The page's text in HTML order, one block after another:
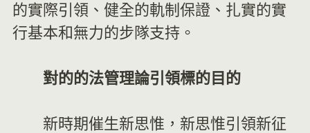
的實際引領、健全的軌制保證、扎實的實
行基本和無力的步隊支持。
對的的法管理論引領標的目的
新時期催生新思惟，新思惟引領新征